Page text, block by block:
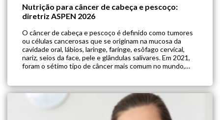
Nutrição para câncer de cabeça e pescoço:
diretriz ASPEN 2026
O câncer de cabeça e pescoço é definido como tumores
ou células cancerosas que se originam na mucosa da
cavidade oral, lábios, laringe, faringe, esôfago cervical,
nariz, seios da face, pele e glândulas salivares. Em 2021,
foram o sétimo tipo de câncer mais comum no mundo,